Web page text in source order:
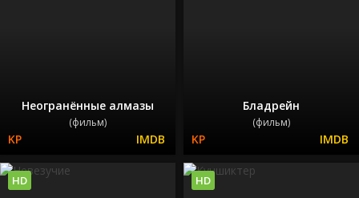
Неогранённые алмазы
(фильм)
Бладрейн
(фильм)
HD HD